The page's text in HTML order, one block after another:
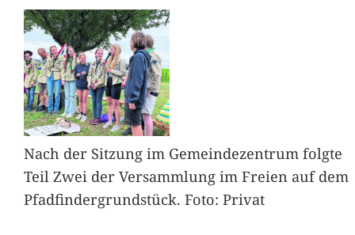
Nach der Sitzung im Gemeindezentrum folgte
Teil Zwei der Versammlung im Freien auf dem
Pfadfindergrundstück. Foto: Privat